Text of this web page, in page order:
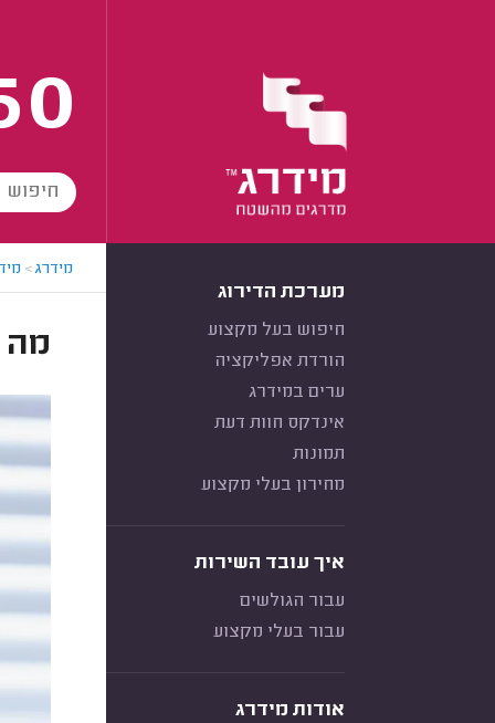
מערכת הדירוג
חיפוש בעל מקצוע
הורדת אפליקציה
ערים במידרג
אינדקס חוות דעת
תמונות
מחירון בעלי מקצוע
איך עובד השירות
עבור הגולשים
עבור בעלי מקצוע
אודות מידרג
מידרג>
מה